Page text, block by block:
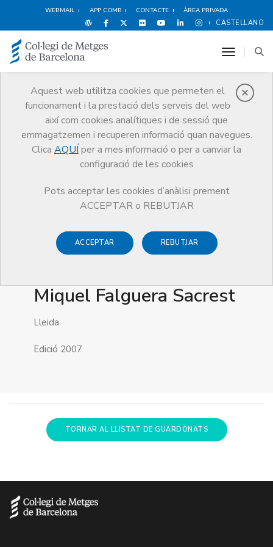
WEBMAIL APP COMB CONTACTE ÀREA PRIVADA
CASTELLANO
Aquest web utilitza cookies que permeten el
funcionament i la prestació dels serveis del web
així com cookies analítiques i de sessió que
emmagatzemen i recuperen informació quan navegues.
Clica AQUÍ per a mes informació o per a canviar la
configuració de les cookies
Pots acceptar les cookies d’anàlisi prement
ACCEPTAR o REBUTJAR
ACCEPTAR REBUTJAR
toggle
Premis
Premis Guardonat Edició 2007
Guardonat Edició 2007
Miquel Falguera Sacrest
Lleida
Edició 2007
TORNAR AL LLISTAT DE GUARDONATS